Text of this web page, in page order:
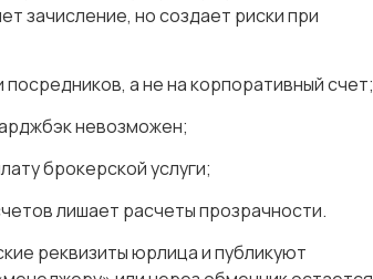
зачисление, но создает риски при
а не на корпоративный счет;
невозможен;
брокерской услуги;
лишает расчеты прозрачности.
реквизиты юрлица и публикуют